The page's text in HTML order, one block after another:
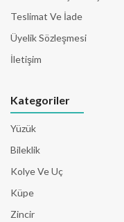
Teslimat Ve İade
Üyelik Sözleşmesi
İletişim
Kategoriler
Yüzük
Bileklik
Kolye Ve Uç
Küpe
Zincir